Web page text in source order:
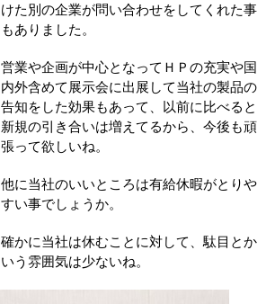
けた別の企業が問い合わせをしてくれた事
もありました。
営業や企画が中心となってＨＰの充実や国
内外含めて展示会に出展して当社の製品の
告知をした効果もあって、以前に比べると
新規の引き合いは増えてるから、今後も頑
張って欲しいね。
他に当社のいいところは有給休暇がとりや
すい事でしょうか。
確かに当社は休むことに対して、駄目とか
いう雰囲気は少ないね。